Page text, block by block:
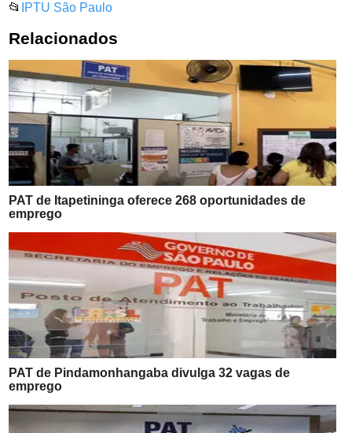
📂 IPTU São Paulo
Relacionados
PAT de Itapetininga oferece 268 oportunidades de
emprego
PAT de Pindamonhangaba divulga 32 vagas de
emprego